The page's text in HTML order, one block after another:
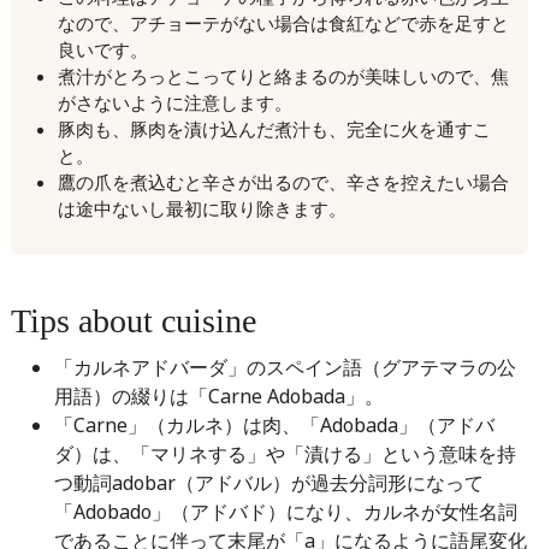
なので、アチョーテがない場合は食紅などで赤を足すと
良いです。
煮汁がとろっとこってりと絡まるのが美味しいので、焦
がさないように注意します。
豚肉も、豚肉を漬け込んだ煮汁も、完全に火を通すこ
と。
鷹の爪を煮込むと辛さが出るので、辛さを控えたい場合
は途中ないし最初に取り除きます。
Tips about cuisine
「カルネアドバーダ」のスペイン語（グアテマラの公
用語）の綴りは「Carne Adobada」。
「Carne」（カルネ）は肉、「Adobada」（アドバ
ダ）は、「マリネする」や「漬ける」という意味を持
つ動詞adobar（アドバル）が過去分詞形になって
「Adobado」（アドバド）になり、カルネが女性名詞
であることに伴って末尾が「a」になるように語尾変化